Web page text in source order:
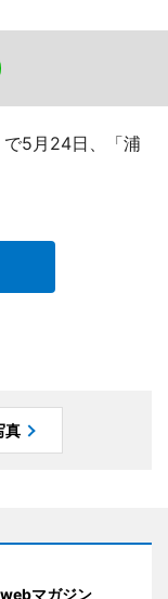
で5月24日、「浦
真
マガジン